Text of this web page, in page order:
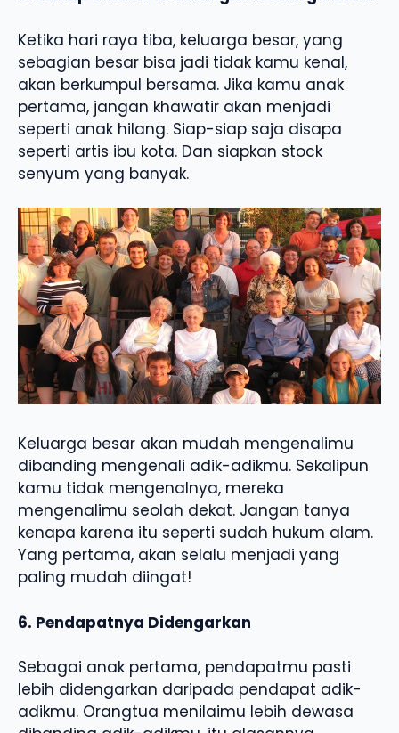
Ketika hari raya tiba, keluarga besar, yang
sebagian besar bisa jadi tidak kamu kenal,
akan berkumpul bersama. Jika kamu anak
pertama, jangan khawatir akan menjadi
seperti anak hilang. Siap-siap saja disapa
seperti artis ibu kota. Dan siapkan stock
senyum yang banyak.
Keluarga besar akan mudah mengenalimu
dibanding mengenali adik-adikmu. Sekalipun
kamu tidak mengenalnya, mereka
mengenalimu seolah dekat. Jangan tanya
kenapa karena itu seperti sudah hukum alam.
Yang pertama, akan selalu menjadi yang
paling mudah diingat!
6. Pendapatnya Didengarkan
Sebagai anak pertama, pendapatmu pasti
lebih didengarkan daripada pendapat adik-
adikmu. Orangtua menilaimu lebih dewasa